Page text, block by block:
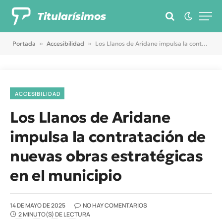
Titularísimos
Portada » Accesibilidad » Los Llanos de Aridane impulsa la contratación de nuevas obras estratégicas en el municipio
ACCESIBILIDAD
Los Llanos de Aridane
impulsa la contratación de
nuevas obras estratégicas
en el municipio
14 DE MAYO DE 2025
NO HAY COMENTARIOS
2 MINUTO(S) DE LECTURA